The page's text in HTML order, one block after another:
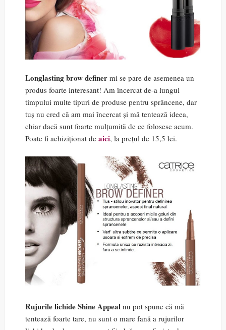
Longlasting brow definer mi se pare de asemenea un
produs foarte interesant! Am încercat de-a lungul
timpului multe tipuri de produse pentru sprâncene, dar
tuș nu cred că am mai încercat și mă tentează ideea,
chiar dacă sunt foarte mulțumită de ce folosesc acum.
Poate fi achiziționat de aici, la prețul de 15,5 lei.
Rujurile lichide Shine Appeal nu pot spune că mă
tentează foarte tare, nu sunt o mare fană a rujurilor